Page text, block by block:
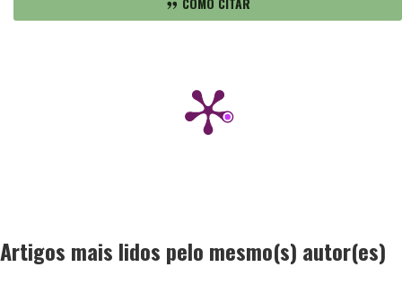
Artigos mais lidos pelo mesmo(s) autor(es)